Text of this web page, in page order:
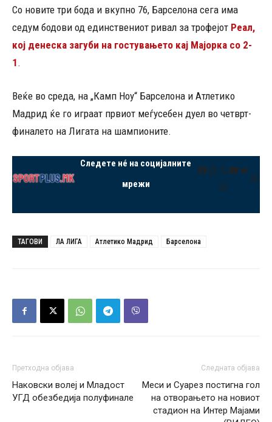
Со новите три бода и вкупно 76, Барселона сега има
седум бодови од единствениот ривал за трофејот Реал,
кој денеска загуби на гостувањето кај Мајорка со 2-
1.
Веќе во среда, на „Камп Ноу“ Барселона и Атлетико
Мадрид ќе го играат првиот меѓусебен дуел во четврт-
финалето на Лигата на шампионите.
Следете нé на социјалните
мрежи
Facebook
Instagram
X YouTube
VK
Mail
ТАГОВИ ЛА ЛИГА Атлетико Мадрид Барселона
Претходна објава
Наковски волеј и Младост
УГД обезбедија полуфинале
Следната објава
Меси и Суарез постигна гол
на отворањето на новиот
стадион на Интер Мајами